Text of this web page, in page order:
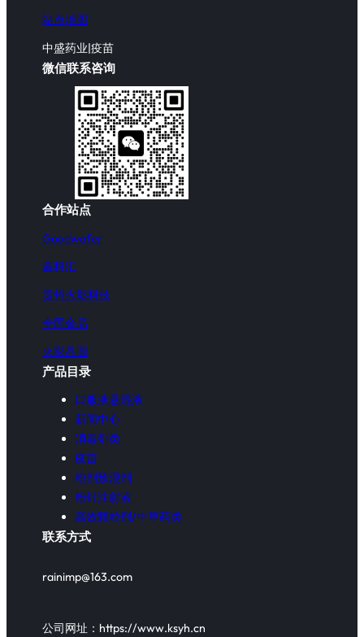
站点地图
中盛药业|疫苗
微信联系咨询
合作站点
Goodwafer
鑫科汇
贵州火影科技
全固金晶
火影晶圆
产品目录
口服液悬混液
新闻中心
消毒剂类
疫苗
粉剂预混剂
粉针注射液
高效颗粒剂/中草药类
联系方式
rainimp@163.com
公司网址：https://www.ksyh.cn